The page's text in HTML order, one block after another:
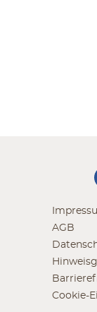
AGB
Cookie-